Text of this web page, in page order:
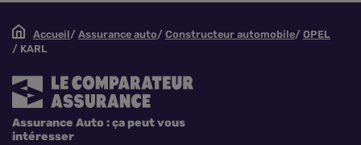
Accueil Assurance auto Constructeur automobile
OPEL
KARL
Assurance Auto : ça peut vous
intéresser